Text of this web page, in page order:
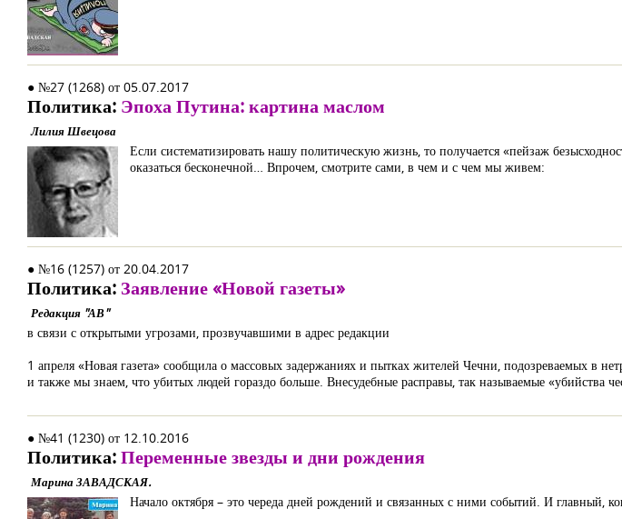
● №27 (1268) от 05.07.2017
Политика: Эпоха Путина: картина маслом
Лилия Швецова
Если систематизировать нашу политическую жизнь, то получается «пейзаж
оказаться бесконечной… Впрочем, смотрите сами, в чем и с чем мы живем:
● №16 (1257) от 20.04.2017
Политика: Заявление «Новой газеты»
Редакция "АВ"
в связи с открытыми угрозами, прозвучавшими в адрес редакции
1 апреля «Новая газета» сообщила о массовых задержаниях и пытках жителей Чечни, подозреваемых в
и также мы знаем, что убитых людей гораздо больше. Внесудебные расправы, так называемые «убийства
● №41 (1230) от 12.10.2016
Политика:Переменные звезды и дни рождения
Марина ЗАВАДСКАЯ.
Начало октября – это череда дней рождений и связанных с ними событий. И главный,